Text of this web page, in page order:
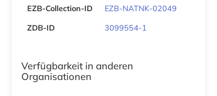
EZB-Collection-ID
EZB-NATNK-02049
ZDB-ID
3099554-1
Verfügbarkeit in anderen
Organisationen